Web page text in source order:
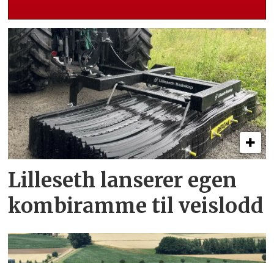
Lilleseth lanserer egen
kombi­ramme til veislodd